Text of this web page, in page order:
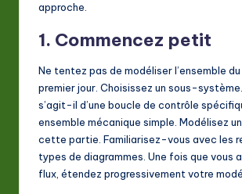
approche.
1. Commencez petit
Ne tentez pas de modéliser l’ensemble
premier jour. Choisissez un sous-
s’agit-il d’une boucle de contrôle
ensemble mécanique simple. Modélisez
cette partie. Familiarisez-vous avec les
types de diagrammes. Une fois que vous
flux, étendez progressivement votre